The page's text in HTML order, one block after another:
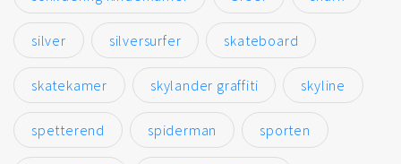
silver silversurfer skateboard
skatekamer skylander graffiti skyline
spetterend spiderman sporten